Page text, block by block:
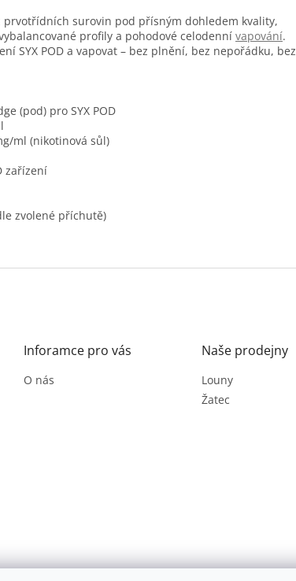
prvotřídních surovin pod přísným dohledem kvality,
profily a pohodové celodenní vapování.
SYX POD a vapovat – bez plnění, bez nepořádku, bez
(pod) pro SYX POD
ml (nikotinová sůl)
zařízení
zvolené příchutě)
Inforamce pro vás
O nás
Naše prodejny
Louny
Žatec